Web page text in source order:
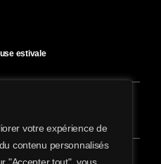
votre expérience de
contenu personnalisés
share
email
estivale